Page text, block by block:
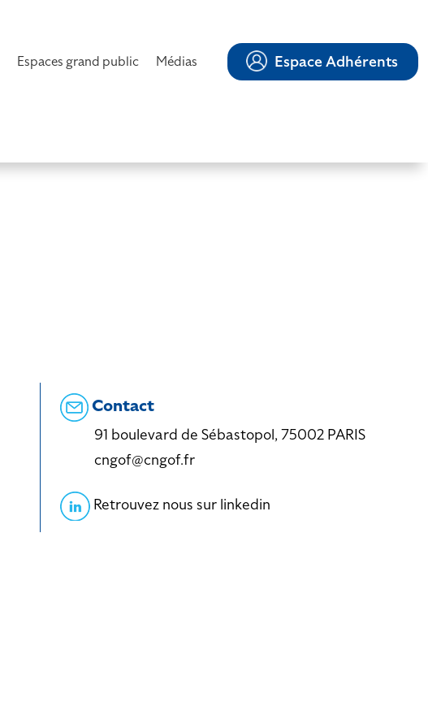
Espaces grand public Médias Espace Adhérents
Contact
91 boulevard de Sébastopol, 75002 PARIS
cngof@cngof.fr
Retrouvez nous sur linkedin